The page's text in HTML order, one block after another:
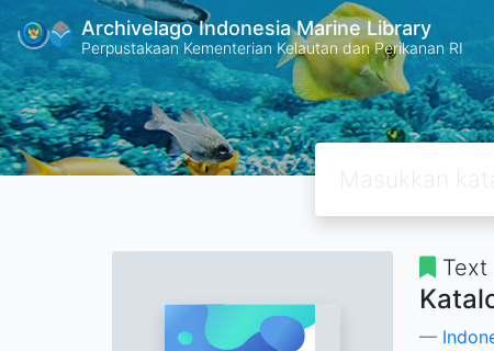
Archivelago Indonesia Marine Library
Perpustakaan Kementerian Kelautan dan Perikanan RI
Text